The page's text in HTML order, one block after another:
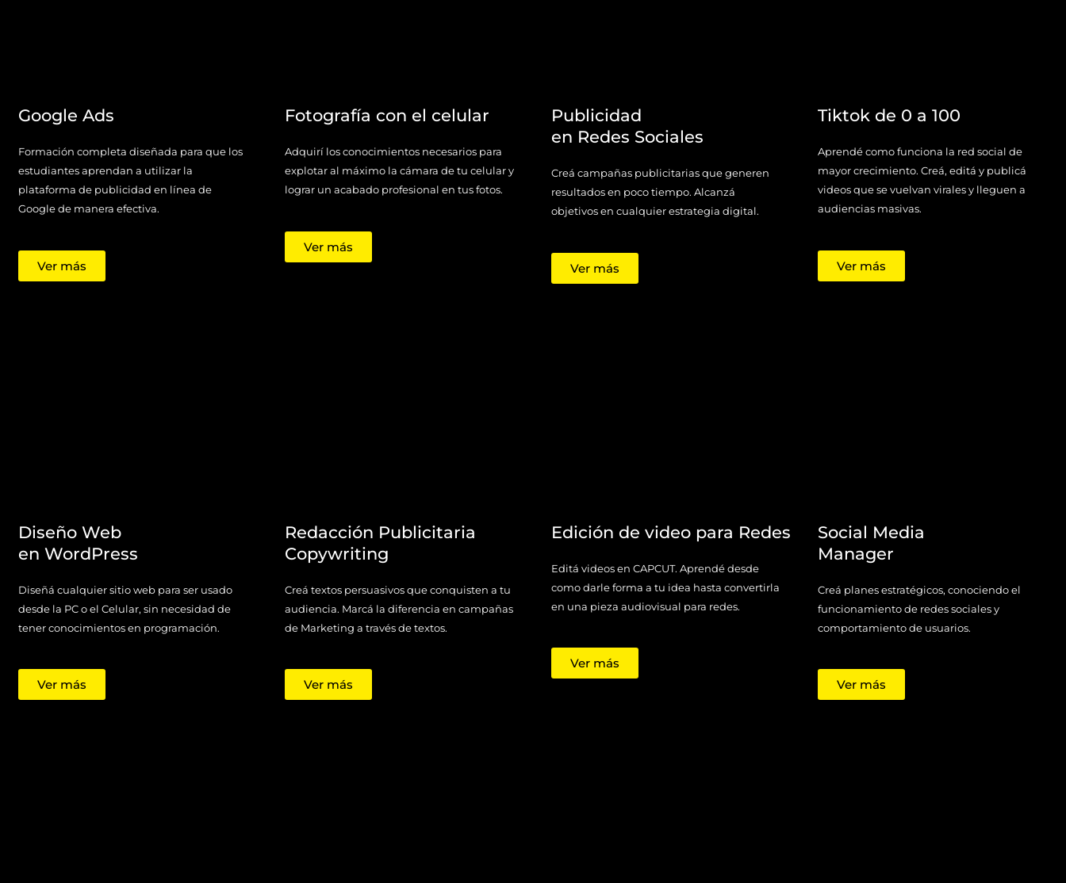
Google Ads
Formación completa diseñada para que los
estudiantes aprendan a utilizar la
plataforma de publicidad en línea de
Google de manera efectiva.
Ver más
Fotografía con el celular
Adquirí los conocimientos necesarios para
explotar al máximo la cámara de tu celular y
lograr un acabado profesional en tus fotos.
Ver más
Publicidad
en Redes Sociales
Creá campañas publicitarias que generen
resultados en poco tiempo. Alcanzá
objetivos en cualquier estrategia digital.
Ver más
Tiktok de 0 a 100
Aprendé como funciona la red social de
mayor crecimiento. Creá, editá y publicá
videos que se vuelvan virales y lleguen a
audiencias masivas.
Ver más
Diseño Web
en WordPress
Diseñá cualquier sitio web para ser usado
desde la PC o el Celular, sin necesidad de
tener conocimientos en programación.
Ver más
Redacción Publicitaria
Copywriting
Creá textos persuasivos que conquisten a tu
audiencia. Marcá la diferencia en campañas
de Marketing a través de textos.
Ver más
Edición de video para Redes
Editá videos en CAPCUT. Aprendé desde
como darle forma a tu idea hasta convertirla
en una pieza audiovisual para redes.
Ver más
Social Media
Manager
Creá planes estratégicos, conociendo el
funcionamiento de redes sociales y
comportamiento de usuarios.
Ver más